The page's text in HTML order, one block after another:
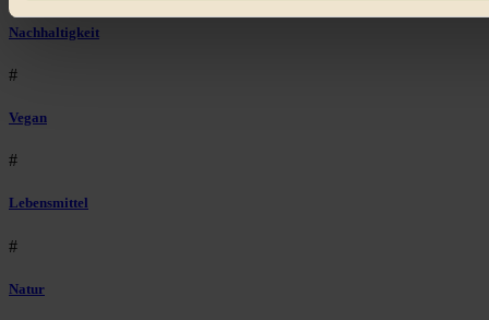
Bist du damit einverstanden?
Nachhaltigkeit
#
Vegan
#
Lebensmittel
#
Natur